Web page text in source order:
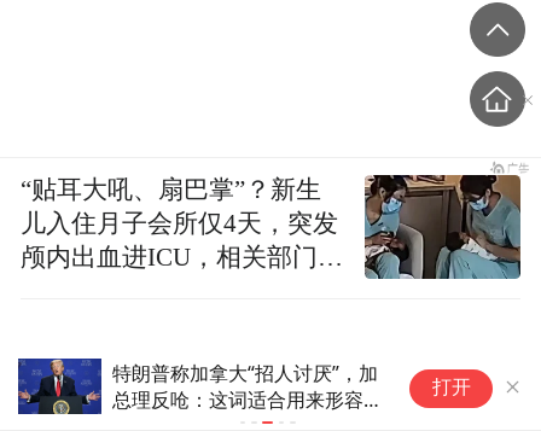
加
容与
让欧洲工业再次伟大？法国专
家：光靠对华关税可不行
打开
“贴耳大吼、扇巴掌”？新生
儿入住月子会所仅4天，突发
颅内出血进ICU，相关部门已